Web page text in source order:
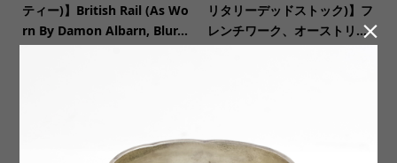
ティー)】British Rail (As Wo
rn By Damon Albarn, Blur...
リタリーデッドストック)】フ
レンチワーク、オーストリ...